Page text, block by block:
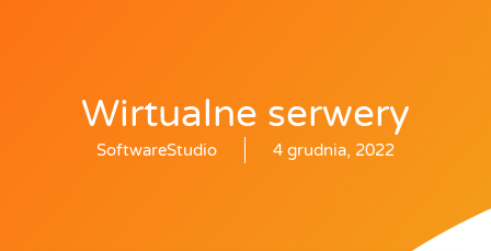
Wirtualne serwery
SoftwareStudio 4 grudnia, 2022